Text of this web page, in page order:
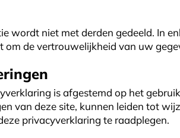
wordt niet met derden gedeeld. In
om de vertrouwelijkheid van uw
is afgestemd op het
van deze site, kunnen leiden tot
privacyverklaring te raadplegen.